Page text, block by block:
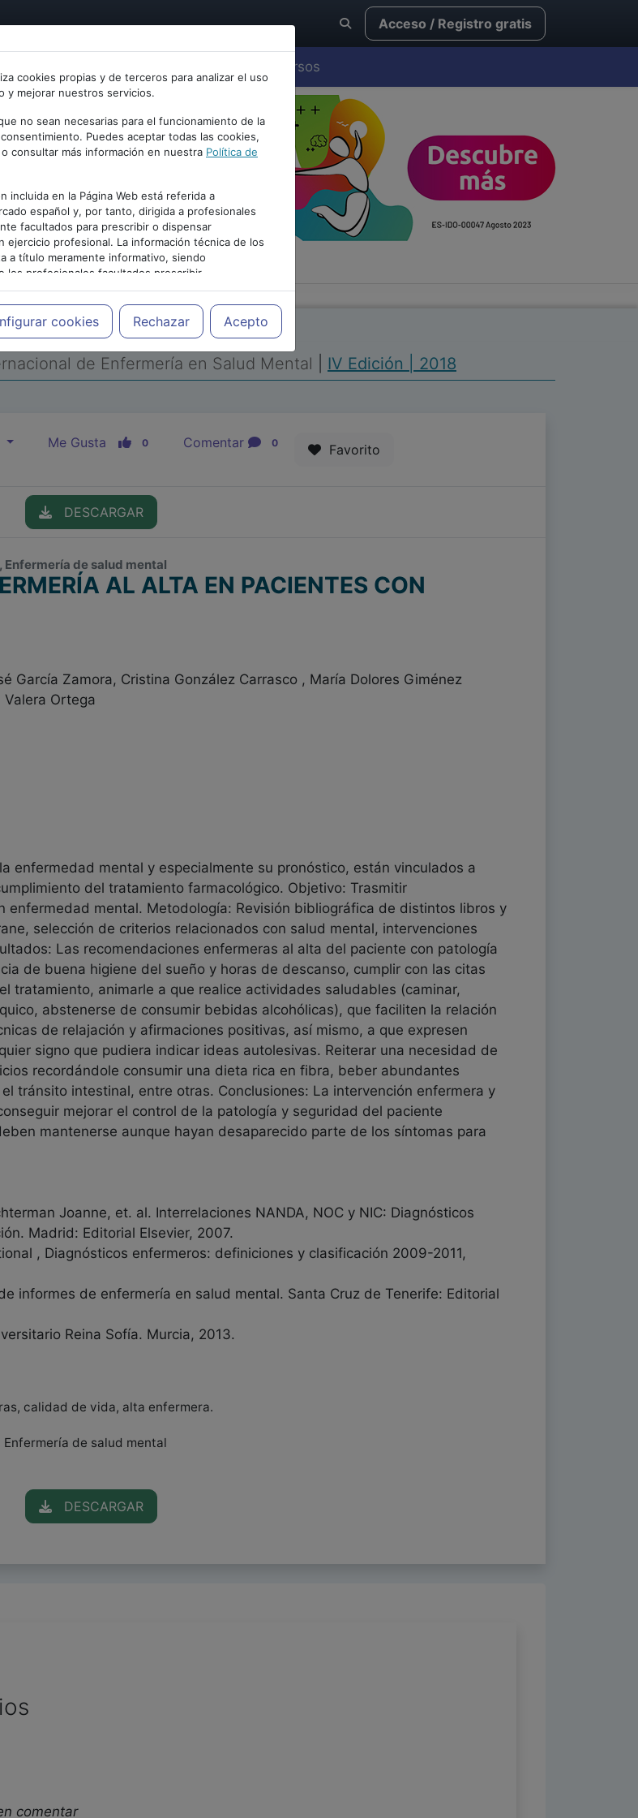
Acceso / Registro gratis
Cursos
cookies propias y de terceros para analizar el uso
y mejorar nuestros servicios.
no sean necesarias para el funcionamiento de la
Puedes aceptar todas las cookies,
consultar más información en nuestra Política de
incluida en la Página Web está referida a
español y, por tanto, dirigida a profesionales
facultados para prescribir o dispensar
ejercicio profesional. La información técnica de los
a título meramente informativo, siendo
los profesionales facultados prescribir
en cada caso concreto, el tratamiento más
del paciente.
cookies Rechazar Acepto
PUBLICIDAD
de Enfermería en Salud Mental IV Edición | 2018
Me Gusta 0 Comentar 0 Favorito
DESCARGAR
Enfermería de salud mental
AL ALTA EN PACIENTES CON
García Zamora, Cristina González Carrasco , María Dolores Giménez
Valera Ortega
enfermedad mental y especialmente su pronóstico, están vinculados a
del tratamiento farmacológico. Objetivo: Trasmitir
enfermedad mental. Metodología: Revisión bibliográfica de distintos libros y
selección de criterios relacionados con salud mental, intervenciones
Las recomendaciones enfermeras al alta del paciente con patología
de buena higiene del sueño y horas de descanso, cumplir con las citas
tratamiento, animarle a que realice actividades saludables (caminar,
abstenerse de consumir bebidas alcohólicas), que faciliten la relación
de relajación y afirmaciones positivas, así mismo, a que expresen
signo que pudiera indicar ideas autolesivas. Reiterar una necesidad de
recordándole consumir una dieta rica en fibra, beber abundantes
tránsito intestinal, entre otras. Conclusiones: La intervención enfermera y
mejorar el control de la patología y seguridad del paciente
mantenerse aunque hayan desaparecido parte de los síntomas para
Joanne, et. al. Interrelaciones NANDA, NOC y NIC: Diagnósticos
Madrid: Editorial Elsevier, 2007.
, Diagnósticos enfermeros: definiciones y clasificación 2009-2011,
informes de enfermería en salud mental. Santa Cruz de Tenerife: Editorial
Reina Sofía. Murcia, 2013.
calidad de vida, alta enfermera.
de salud mental
DESCARGAR
comentar